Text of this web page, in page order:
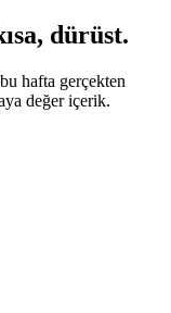
dürüst.
hafta gerçekten
değer içerik.